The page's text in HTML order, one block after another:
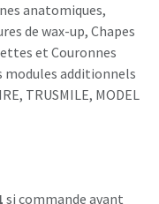
anatomiques,
de wax-up, Chapes
et Couronnes
additionnels
TRUSMILE, MODEL
si commande avant